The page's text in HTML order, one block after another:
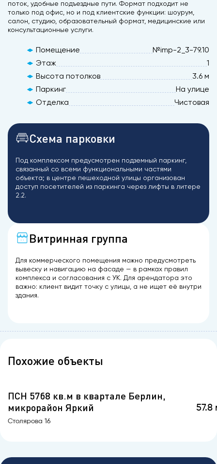
поток, удобные подъездные пути. Формат подходит не
только под офис, но и под клиентские функции: шоурум,
салон, студию, образовательный формат, медицинские или
консультационные услуги.
Помещение
№imp-2_3-79.10
Этаж
1
Высота потолков
3.6 м
Паркинг
На улице
Отделка
Чистовая
Схема парковки
Под комплексом предусмотрен подземный паркинг,
связанный со всеми функциональными частями
объекта; в центре пешеходной улицы организован
доступ посетителей из паркинга через лифты в литере
2.2.
Витринная группа
Для коммерческого помещения можно предусмотреть
вывеску и навигацию на фасаде — в рамках правил
комплекса и согласования с УК. Для арендатора это
важно: клиент видит точку с улицы, а не ищет её внутри
здания.
Похожие объекты
ПСН 57б8 кв.м в квартале Берлин,
микрорайон Яркий
57.8
Столярова 16